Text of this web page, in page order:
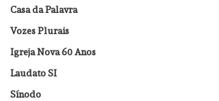
Casa da Palavra
Vozes Plurais
Igreja Nova 60 Anos
Laudato SI
Sínodo